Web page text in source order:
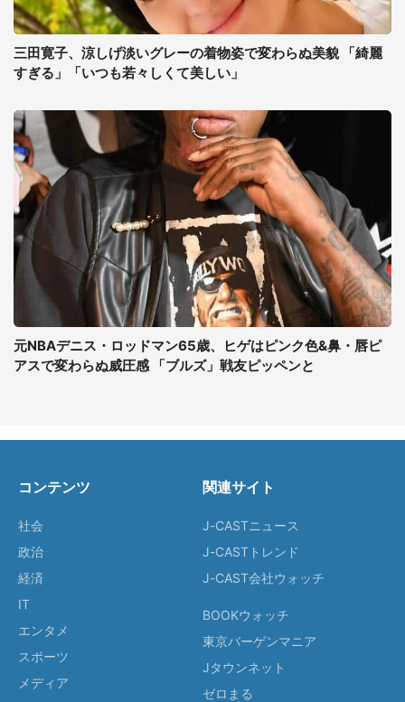
三田寛子、涼しげ淡いグレーの着物姿で変わらぬ美貌 「綺麗
すぎる」「いつも若々しくて美しい」
元NBAデニス・ロッドマン65歳、ヒゲはピンク色&鼻・唇ピ
アスで変わらぬ威圧感 「ブルズ」戦友ピッペンと
コンテンツ
社会
政治
経済
IT
エンタメ
スポーツ
メディア
関連サイト
J-CASTニュース
J-CASTトレンド
J-CAST会社ウォッチ
BOOKウォッチ
東京バーゲンマニア
Jタウンネット
ゼロまる